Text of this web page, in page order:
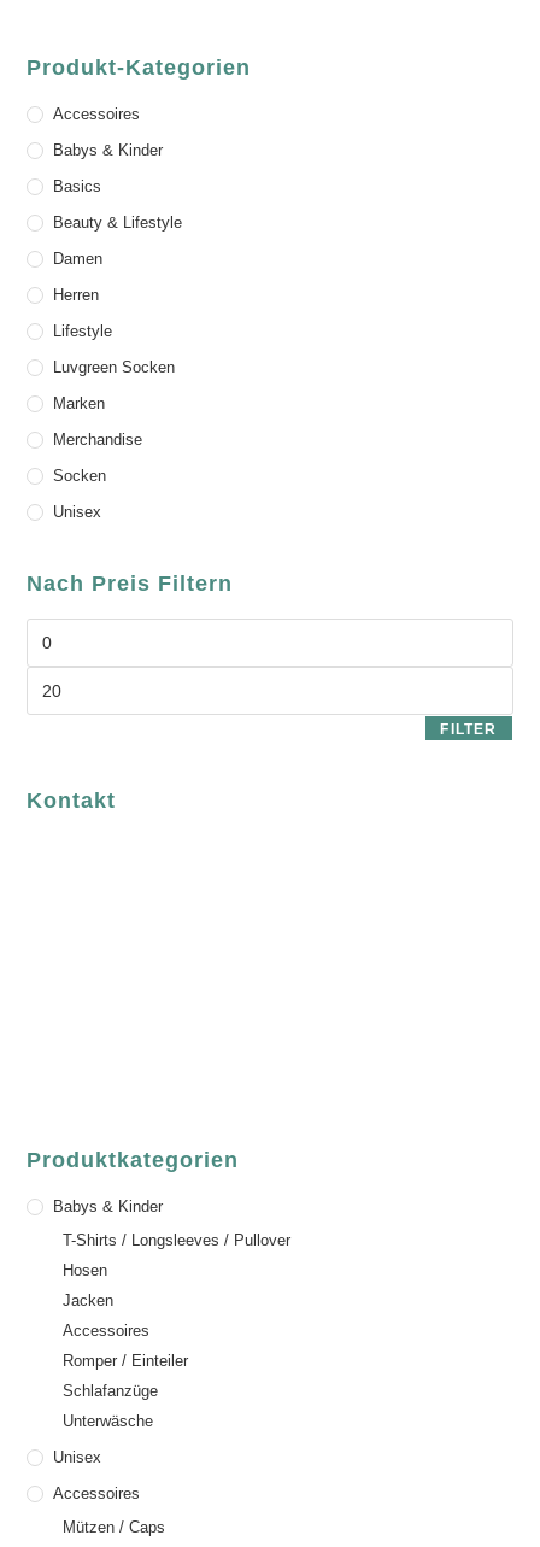
Produkt-Kategorien
Accessoires
Babys & Kinder
Basics
Beauty & Lifestyle
Damen
Herren
Lifestyle
Luvgreen Socken
Marken
Merchandise
Socken
Unisex
Nach Preis Filtern
FILTER
Kontakt
Produktkategorien
Babys & Kinder
T-Shirts / Longsleeves / Pullover
Hosen
Jacken
Accessoires
Romper / Einteiler
Schlafanzüge
Unterwäsche
Unisex
Accessoires
Mützen / Caps